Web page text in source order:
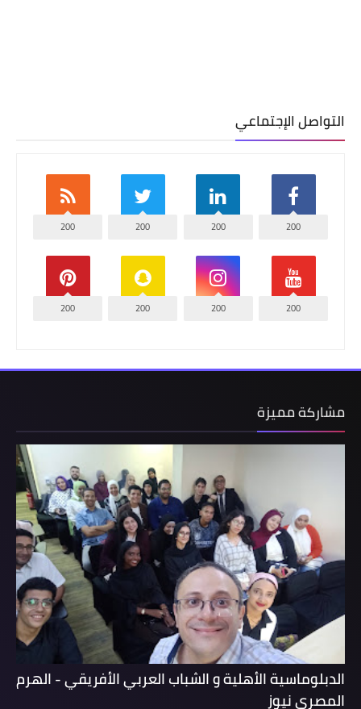
التواصل الإجتماعي
200
200
200
200
200
200
200
200
مشاركة مميزة
الدبلوماسية الأهلية و الشباب العربي الأفريقي - الهرم
المصرى نيوز